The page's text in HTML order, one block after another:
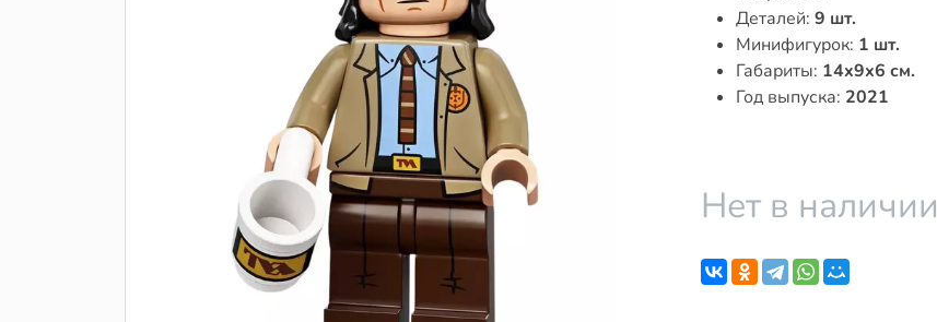
Деталей: 9 шт.
Минифигурок: 1 шт.
Габариты: 14x9x6 см.
Год выпуска: 2021
Нет в наличии